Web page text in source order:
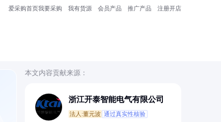
爱采购首页我要采购 我有货源 会员产品 推广产品 注册开店
本文内容贡献来源：
浙江开泰智能电气有限公司
法人:董元波 通过真实性核验